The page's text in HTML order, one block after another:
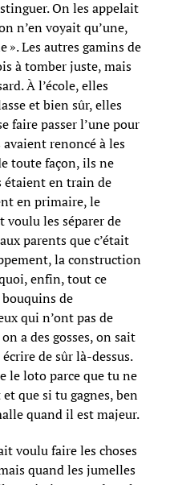
On les appelait
n’en voyait qu’une,
». Les autres gamins de
à tomber juste, mais
À l’école, elles
et bien sûr, elles
faire passer l’une pour
renoncé à les
toute façon, ils ne
étaient en train de
en primaire, le
voulu les séparer de
parents que c’était
la construction
enfin, tout ce
de
qui n’ont pas de
a des gosses, on sait
de sûr là-dessus.
le loto parce que tu ne
que si tu gagnes, ben
quand il est majeur.
voulu faire les choses
quand les jumelles